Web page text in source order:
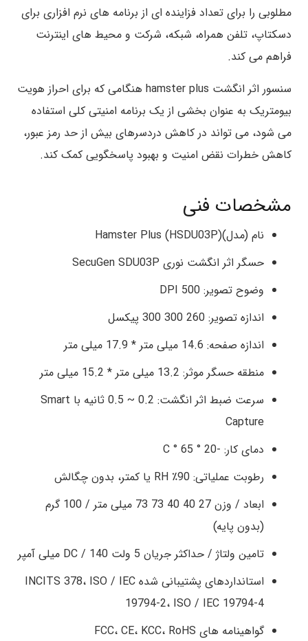
مطلوبی را برای تعداد فزاینده ای از برنامه های نرم افزاری برای
دسکتاپ، تلفن همراه، شبکه، شرکت و محیط های اینترنت
فراهم می کند.
سنسور اثر انگشت hamster plus هنگامی که برای احراز هویت
بیومتریک به عنوان بخشی از یک برنامه امنیتی کلی استفاده
می شود، می تواند در کاهش دردسرهای بیش از حد رمز عبور،
کاهش خطرات نقض امنیت و بهبود پاسخگویی کمک کند.
مشخصات فنی
نام (مدل)Hamster Plus (HSDU03P)
حسگر اثر انگشت نوری SecuGen SDU03P
وضوح تصویر: 500 DPI
اندازه تصویر: 260 300 300 پیکسل
اندازه صفحه: 14.6 میلی متر * 17.9 میلی متر
منطقه حسگر موثر: 13.2 میلی متر * 15.2 میلی متر
سرعت ضبط اثر انگشت: 0.2 ~ 0.5 ثانیه با Smart
Capture
دمای کار: -20 ° 65 ° C
رطوبت عملیاتی: 90٪ RH یا کمتر، بدون چگالش
ابعاد / وزن 27 40 40 73 73 میلی متر / 100 گرم
(بدون پایه)
تامین ولتاژ / حداکثر جریان 5 ولت DC / 140 میلی آمپر
استانداردهای پشتیبانی شده INCITS 378، ISO / IEC
19794-2، ISO / IEC 19794-4
گواهینامه های FCC، CE، KCC، RoHS